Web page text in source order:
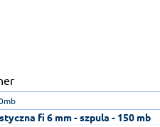
fi 6 mm - szpula - 150 mb